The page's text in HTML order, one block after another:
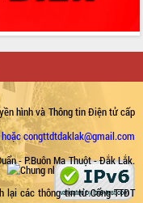
hình và Thông tin Điện tử cấp
- P.Buôn Ma Thuột - Đắk Lắk.
congttdtdaklak@gmail.com
lại các thông tin từ Cổng TTĐT